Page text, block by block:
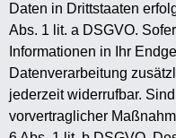
Daten in Drittstaaten
Abs. 1 lit. a DSGVO.
Informationen in Ihr
Datenverarbeitung
jederzeit widerrufbar.
vorvertraglicher